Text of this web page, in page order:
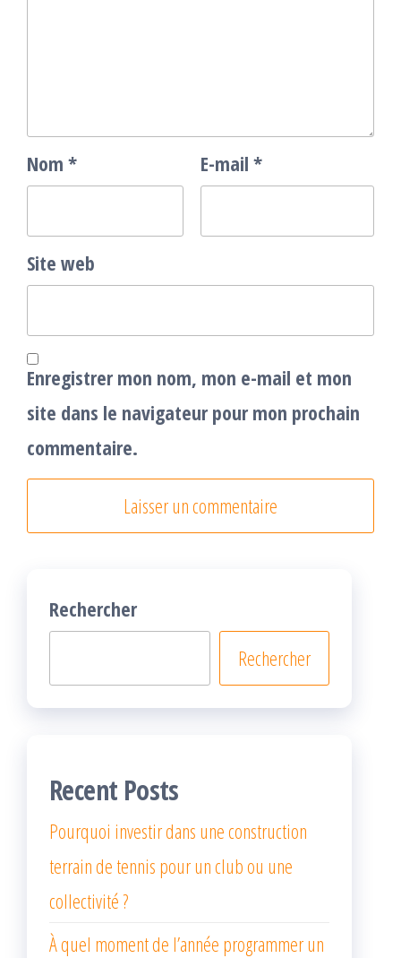
Nom * E-mail *
Site web
Enregistrer mon nom, mon e-mail et mon
site dans le navigateur pour mon prochain
commentaire.
Rechercher
Rechercher
Recent Posts
Pourquoi investir dans une construction
terrain de tennis pour un club ou une
collectivité ?
À quel moment de l’année programmer un